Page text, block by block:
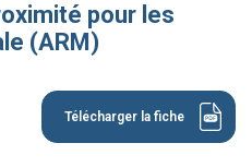
pour les
(ARM)
Télécharger la fiche